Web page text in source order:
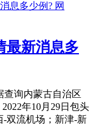
网
最新消息多
查询内蒙古自治区
年10月29日包头
-双流机场；新津-新